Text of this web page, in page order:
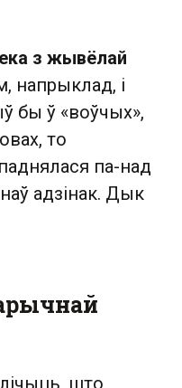
з жывёлай
напрыклад, і
бы ў «воўчых»,
то
па-над
адзінак. Дык
што